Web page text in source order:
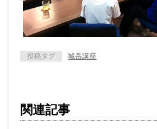
投稿タグ 城岳講座
関連記事